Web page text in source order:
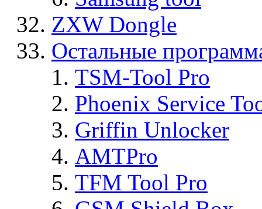
ZXW Dongle
Остальные
TSM-Tool Pro
Phoenix Service
Griffin Unlocker
AMTPro
TFM Tool Pro